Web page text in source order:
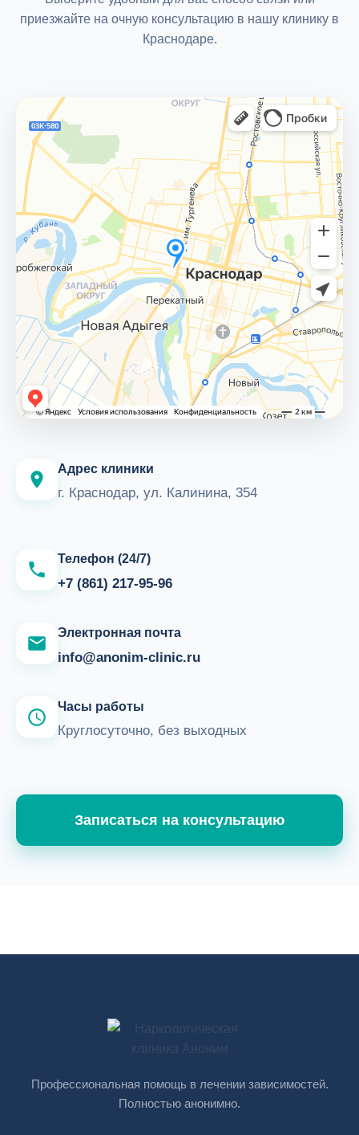
приезжайте на очную консультацию в нашу клинику в
Краснодаре.
Адрес клиники
г. Краснодар, ул. Калинина, 354
Телефон (24/7)
+7 (861) 217-95-96
Электронная почта
info@anonim-clinic.ru
Часы работы
Круглосуточно, без выходных
Записаться на консультацию
Профессиональная помощь в лечении зависимостей.
Полностью анонимно.